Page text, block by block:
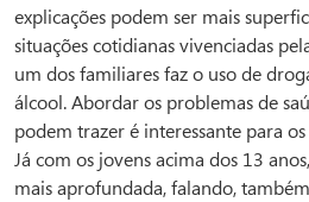
explicações podem ser mais
situações cotidianas vivenciadas
um dos familiares faz o uso de
álcool. Abordar os problemas de
podem trazer é interessante para
Já com os jovens acima dos 13
mais aprofundada, falando,